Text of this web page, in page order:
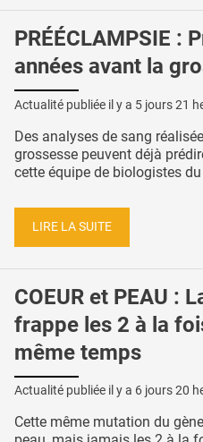
PRÉÉCLAMPSIE :
années avant la
Actualité publiée il y a 5 jours 21
Des analyses de sang
grossesse peuvent déjà
cette équipe de biologistes
LIRE LA SUITE
COEUR et PEAU :
frappe les 2 à la
même temps
Actualité publiée il y a 6 jours 20
Cette même mutation du